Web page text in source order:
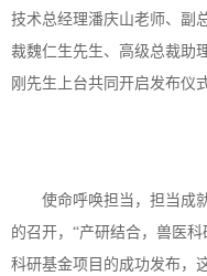
技术总经理潘庆山老师、副
裁魏仁生先生、高级总裁助
刚先生上台共同开启发布仪式
使命呼唤担当，担当成
的召开， “产研结合，兽医科
科研基金项目的成功发布，